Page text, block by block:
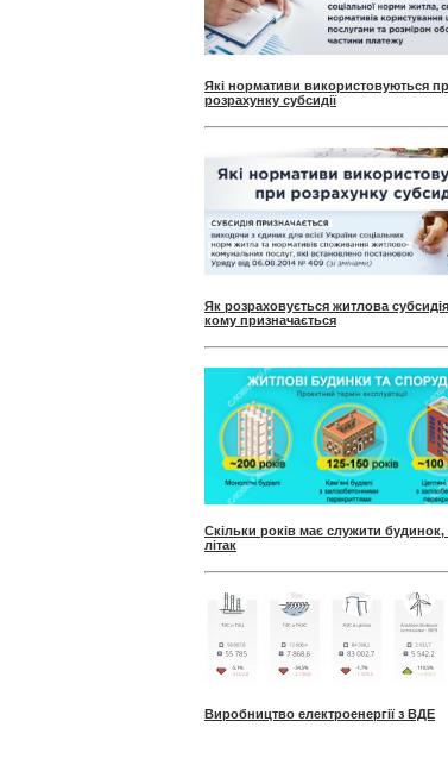
Які нормативи використовуються
розрахунку субсидії
Як розраховується житлова
кому призначається
Скільки років має служити будинок,
літак
Виробництво електроенергії з ВДЕ